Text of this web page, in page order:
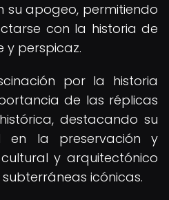
su apogeo, permitiendo
con la historia de
y perspicaz.
por la historia
de las réplicas
destacando su
en la preservación y
y arquitectónico
icónicas.